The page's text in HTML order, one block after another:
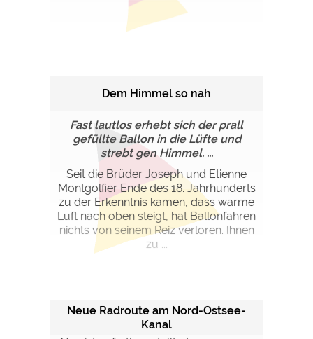
Dem Himmel so nah
Fast lautlos erhebt sich der prall
gefüllte Ballon in die Lüfte und
strebt gen Himmel. ...
Seit die Brüder Joseph und Etienne
Montgolfier Ende des 18. Jahrhunderts
zu der Erkenntnis kamen, dass warme
Luft nach oben steigt, hat Ballonfahren
nichts von seinem Reiz verloren. Ihnen
zu ...
Neue Radroute am Nord-Ostsee-
Kanal